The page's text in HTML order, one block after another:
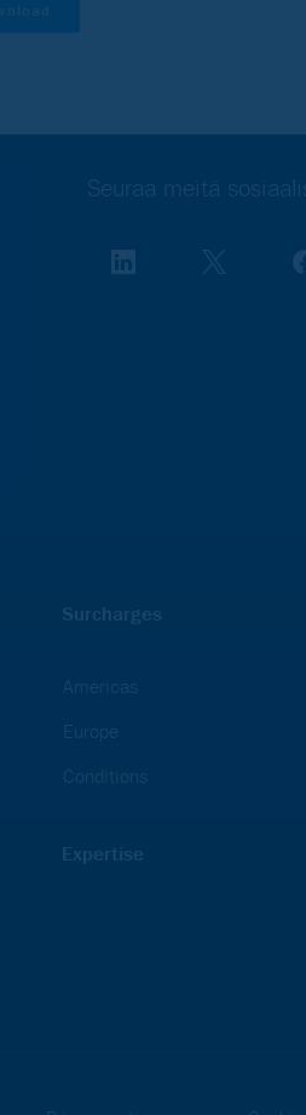
Seuraa meitä
Surcharges
Americas
Europe
Conditions
Expertise